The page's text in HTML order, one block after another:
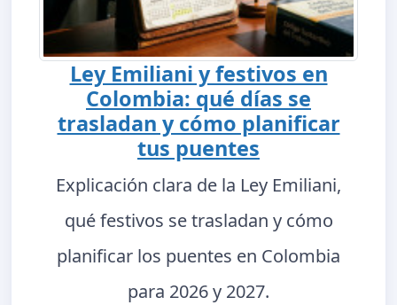
Ley Emiliani y festivos en
Colombia: qué días se
trasladan y cómo planificar
tus puentes
Explicación clara de la Ley Emiliani,
qué festivos se trasladan y cómo
planificar los puentes en Colombia
para 2026 y 2027.